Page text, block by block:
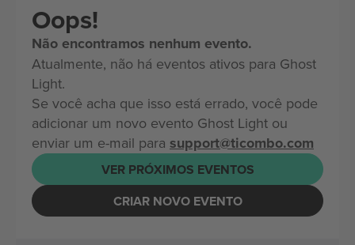
Oops!
Não encontramos nenhum evento.
Atualmente, não há eventos ativos para Ghost
Light.
Se você acha que isso está errado, você pode
adicionar um novo evento Ghost Light ou
enviar um e-mail para support@ticombo.com
VER PRÓXIMOS EVENTOS
CRIAR NOVO EVENTO